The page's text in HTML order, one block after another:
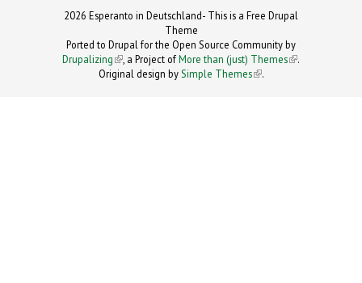
2026 Esperanto in Deutschland- This is a Free Drupal
Theme
Ported to Drupal for the Open Source Community by
Drupalizing(link is external)
, a Project ofMore than (just) Themes (link is
.
Original design by Simple Themes
(link is
.